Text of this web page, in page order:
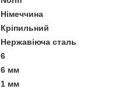
Німеччина
Кріпильний
Нержавіюча сталь
6
6 мм
1 мм